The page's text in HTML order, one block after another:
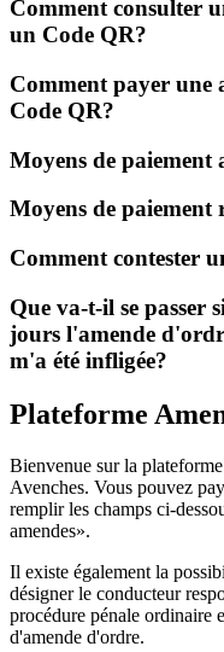
Comment consulter
un Code QR?
Comment payer une
Code QR?
Moyens de paiement
Moyens de paiement
Comment contester
Que va-t-il se passer
jours l'amende
m'a été infligée?
Plateforme
Bienvenue sur la
Avenches. Vous pouvez
remplir les champs ci-
amendes».
Il existe également la
désigner le conducteur
procédure pénale ordinaire
d'amende d'ordre.